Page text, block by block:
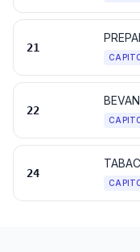
21
22
24